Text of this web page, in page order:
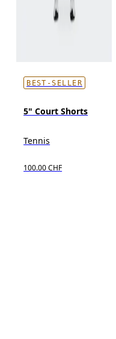
BEST-SELLER
5" Court Shorts
Tennis
100.00 CHF